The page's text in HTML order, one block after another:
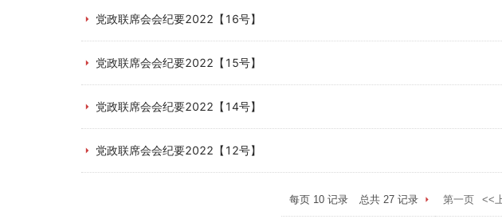
党政联席会会纪要2022【16号】
党政联席会会纪要2022【15号】
党政联席会会纪要2022【14号】
党政联席会会纪要2022【12号】
每页 10记录 总共 27记录 第一页 <<